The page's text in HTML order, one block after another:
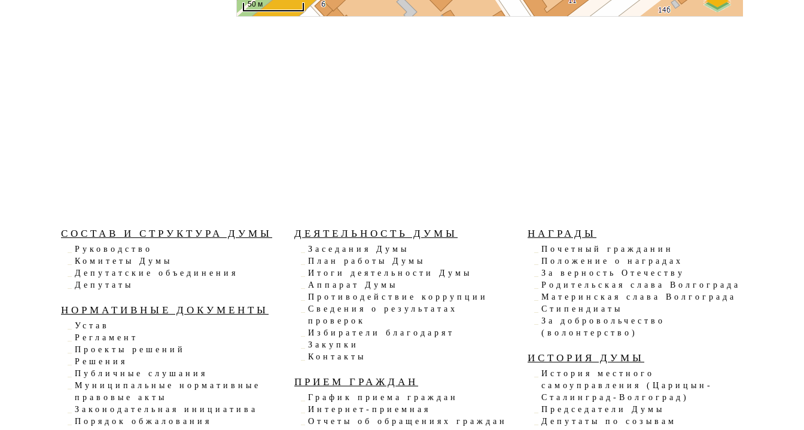
СОСТАВ И СТРУКТУРА ДУМЫ
Руководство
Комитеты Думы
Депутатские объединения
Депутаты
НОРМАТИВНЫЕ ДОКУМЕНТЫ
Устав
Регламент
Проекты решений
Решения
Публичные слушания
Муниципальные нормативные
правовые акты
Законодательная инициатива
Порядок обжалования
ДЕЯТЕЛЬНОСТЬ ДУМЫ
Заседания Думы
План работы Думы
Итоги деятельности Думы
Аппарат Думы
Противодействие коррупции
Сведения о результатах
проверок
Избиратели благодарят
Закупки
Контакты
ПРИЕМ ГРАЖДАН
График приема граждан
Интернет-приемная
Отчеты об обращениях граждан
НАГРАДЫ
Почетный гражданин
Положение о наградах
За верность Отечеству
Родительская слава Волгограда
Материнская слава Волгограда
Стипендиаты
За добровольчество
(волонтерство)
ИСТОРИЯ ДУМЫ
История местного
самоуправления (Царицын-
Сталинград-Волгоград)
Председатели Думы
Депутаты по созывам